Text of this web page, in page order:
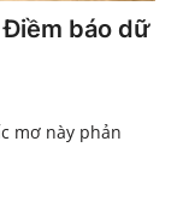
báo dữ
mơ này phản